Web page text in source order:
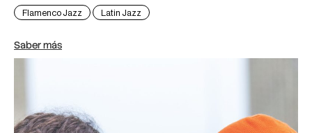
Flamenco Jazz Latin Jazz
Saber más